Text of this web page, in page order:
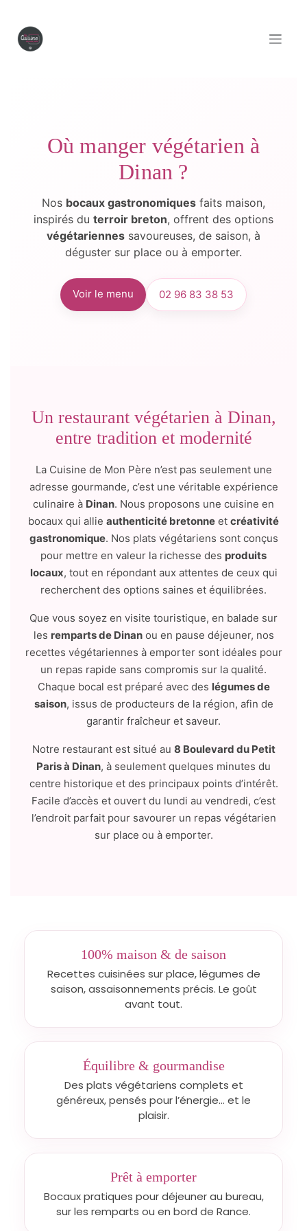
Où manger végétarien à
Dinan ?
Nos bocaux gastronomiques faits maison,
inspirés du terroir breton, offrent des options
végétariennes savoureuses, de saison, à
déguster sur place ou à emporter.
Voir le menu 02 96 83 38 53
Un restaurant végétarien à Dinan,
entre tradition et modernité
La Cuisine de Mon Père n’est pas seulement une
adresse gourmande, c’est une véritable expérience
culinaire à Dinan. Nous proposons une cuisine en
bocaux qui allie authenticité bretonne et créativité
gastronomique. Nos plats végétariens sont conçus
pour mettre en valeur la richesse des produits
locaux, tout en répondant aux attentes de ceux qui
recherchent des options saines et équilibrées.
Que vous soyez en visite touristique, en balade sur
les remparts de Dinanou en pause déjeuner, nos
recettes végétariennes à emporter sont idéales pour
un repas rapide sans compromis sur la qualité.
Chaque bocal est préparé avec des légumes de
saison, issus de producteurs de la région, afin de
garantir fraîcheur et saveur.
Notre restaurant est situé au 8 Boulevard du Petit
Paris à Dinan, à seulement quelques minutes du
centre historique et des principaux points d’intérêt.
Facile d’accès et ouvert du lundi au vendredi, c’est
l’endroit parfait pour savourer un repas végétarien
sur place ou à emporter.
100% maison & de saison
Recettes cuisinées sur place, légumes de
saison, assaisonnements précis. Le goût
avant tout.
Équilibre & gourmandise
Des plats végétariens complets et
généreux, pensés pour l’énergie… et le
plaisir.
Prêt à emporter
Bocaux pratiques pour déjeuner au bureau,
sur les remparts ou en bord de Rance.